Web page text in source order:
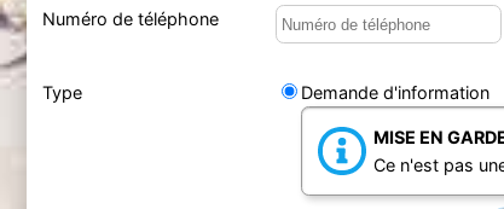
Numéro de téléphone
Type Demande d'information
MISE EN
Ce n'est pas